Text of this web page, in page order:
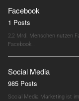
Facebook
1 Posts
2,2 Mrd. Menschen nutzen
Facebook…
Social Media
985 Posts
Social Media Marketing ist